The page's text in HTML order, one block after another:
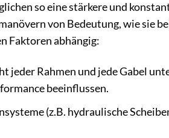
so eine stärkere und
von Bedeutung, wie sie
Faktoren abhängig:
jeder Rahmen und jede Gabel
beeinflussen.
(z.B. hydraulische